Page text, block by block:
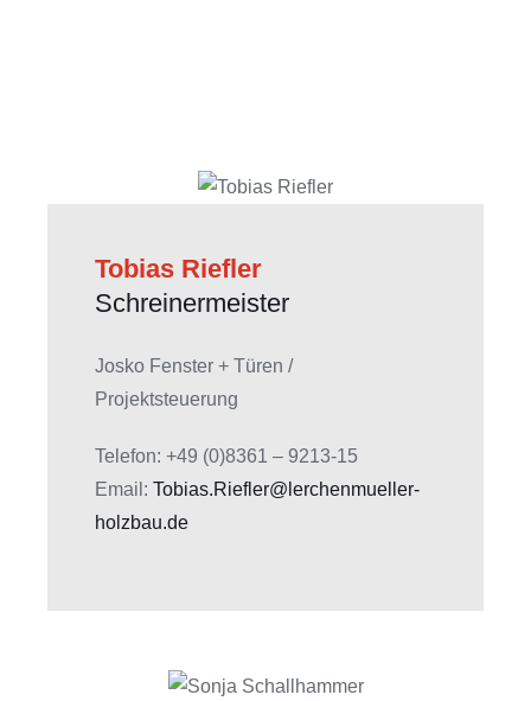
Tobias Riefler
Schreinermeister
Josko Fenster + Türen /
Projektsteuerung
Telefon: +49 (0)8361 – 9213-15
Email: Tobias.Riefler@lerchenmueller-
holzbau.de